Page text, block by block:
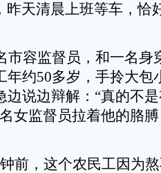
天清晨上班等车，恰
容监督员，和一名身
年约50多岁，手拎大包
边说边辩解：“真的不
女监督员拉着他的胳
前，这个农民工因为